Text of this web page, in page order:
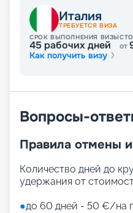
Италия
ТРЕБУЕТСЯ ВИЗА
СРОК ВЫПОЛНЕНИЯ ВИЗЫ
45 рабочих дней от
Как получить визу
Вопросы-
Правила отмены и
Количество дней до
удержания от
●до 60 дней - 50 €/на